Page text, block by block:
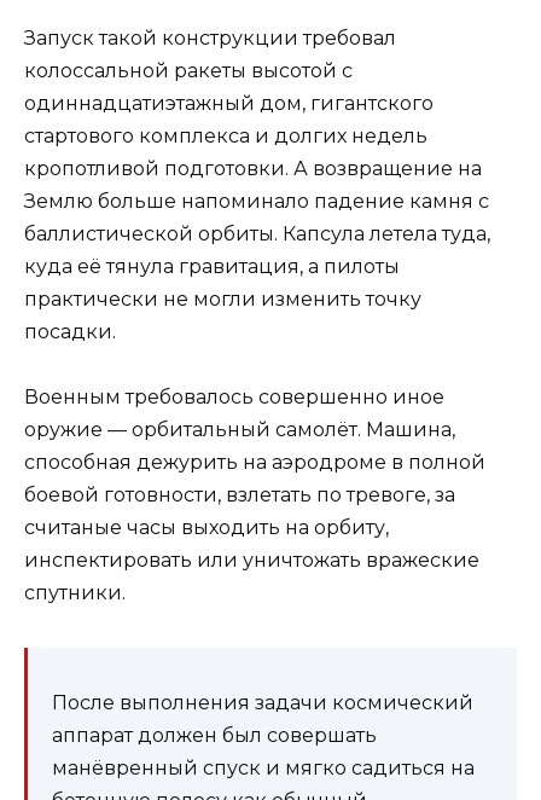
Запуск такой конструкции требовал
колоссальной ракеты высотой с
одиннадцатиэтажный дом, гигантского
стартового комплекса и долгих недель
кропотливой подготовки. А возвращение на
Землю больше напоминало падение камня с
баллистической орбиты. Капсула летела туда,
куда её тянула гравитация, а пилоты
практически не могли изменить точку
посадки.
Военным требовалось совершенно иное
оружие — орбитальный самолёт. Машина,
способная дежурить на аэродроме в полной
боевой готовности, взлетать по тревоге, за
считаные часы выходить на орбиту,
инспектировать или уничтожать вражеские
спутники.
После выполнения задачи космический
аппарат должен был совершать
манёвренный спуск и мягко садиться на